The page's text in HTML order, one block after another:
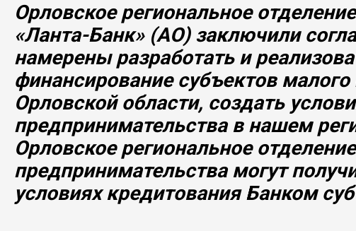
Орловское региональное
«Ланта-Банк» (АО) заключили
намерены разработать и
финансирование субъектов
Орловской области, создать
предпринимательства в нашем
Орловское региональное
предпринимательства могут
условиях кредитования Банком